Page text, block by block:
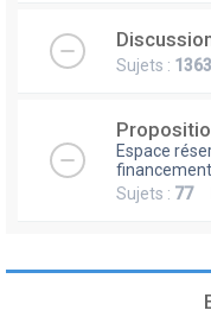
Sujets : 1363
Espace
Sujets : 77